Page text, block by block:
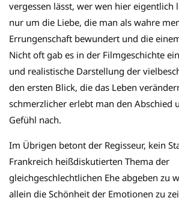
vergessen lässt, wer wen hier eigentlich
nur um die Liebe, die man als wahre
Errungenschaft bewundert und die
Nicht oft gab es in der Filmgeschichte
und realistische Darstellung der
den ersten Blick, die das Leben
schmerzlicher erlebt man den Abschied
Gefühl nach.
Im Übrigen betont der Regisseur, kein
Frankreich heißdiskutierten Thema der
gleichgeschlechtlichen Ehe abgeben zu
allein die Schönheit der Emotionen zu